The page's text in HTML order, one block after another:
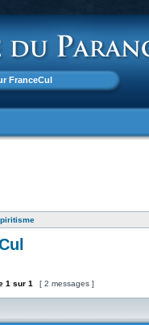
FranceCul
1 sur 1 [ 2 messages ]